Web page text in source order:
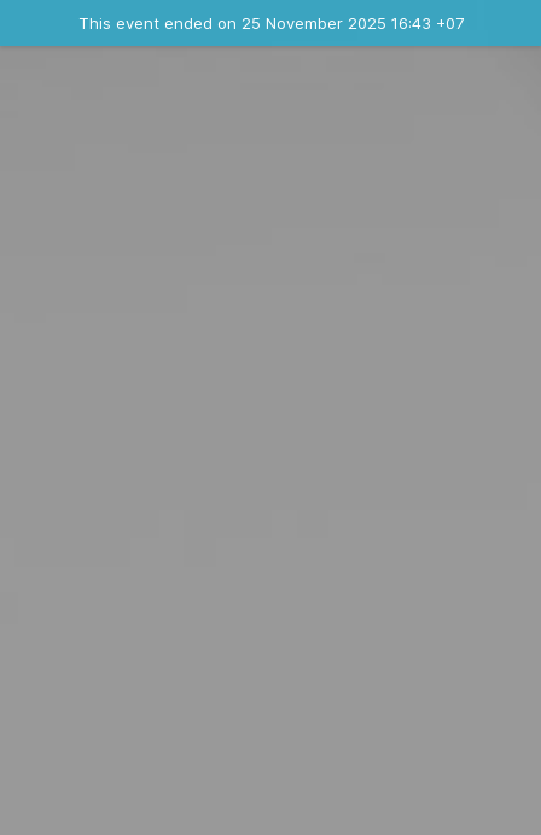
This event ended on 25 November 2025 16:43 +07